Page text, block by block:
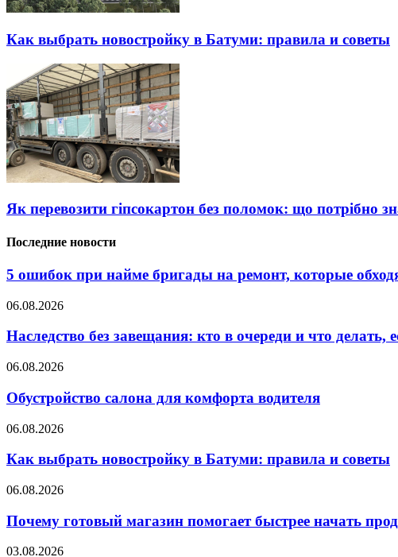
Как выбрать новостройку в Батуми: правила и советы
Як перевозити гіпсокартон без поломок: що потрібно
Последние новости
5 ошибок при найме бригады на ремонт, которые
06.08.2026
Наследство без завещания: кто в очереди и что делать,
06.08.2026
Обустройство салона для комфорта водителя
06.08.2026
Как выбрать новостройку в Батуми: правила и советы
06.08.2026
Почему готовый магазин помогает быстрее начать
03.08.2026